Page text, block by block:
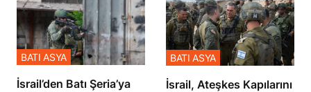
​​​​​​​İsrail’den Batı Şeria’ya
BATI ASYA
İsrail, Ateşkes Kapılarını
BATI ASYA